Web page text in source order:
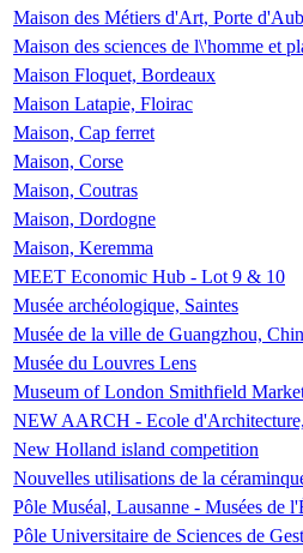
Maison des Métiers d'Art, Porte
Maison des sciences de l\'homme et
Maison Floquet, Bordeaux
Maison Latapie, Floirac
Maison, Cap ferret
Maison, Corse
Maison, Coutras
Maison, Dordogne
Maison, Keremma
MEET Economic Hub - Lot 9 & 10
Musée archéologique, Saintes
Musée de la ville de Guangzhou,
Musée du Louvres Lens
Museum of London Smithfield
NEW AARCH - Ecole
New Holland island competition
Nouvelles utilisations de la
Pôle Muséal, Lausanne - Musées de
Pôle Universitaire de Sciences de